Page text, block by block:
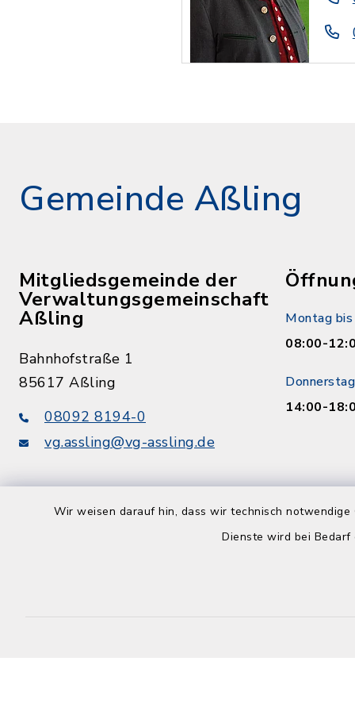
Wir weisen darauf hin, dass wir technisch
Dienste wird bei
Gemeinde Aßling
Mitgliedsgemeinde der
Verwaltungsgemeinschaft
Aßling
Bahnhofstraße 1
85617 Aßling
08092 8194-0
vg.assling@vg-assling.de
Montag
08:00-
14:00-